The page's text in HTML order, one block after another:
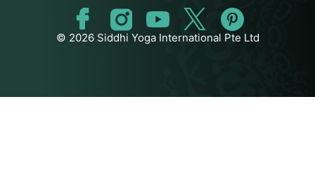
© 2026 Siddhi Yoga International Pte Ltd